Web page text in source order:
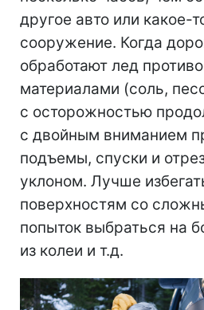
другое авто или какое-
сооружение. Когда
обработают лед
материалами (соль,
с осторожностью
с двойным вниманием
подъемы, спуски и
уклоном. Лучше
поверхностям со
попыток выбраться на
из колеи и т.д.